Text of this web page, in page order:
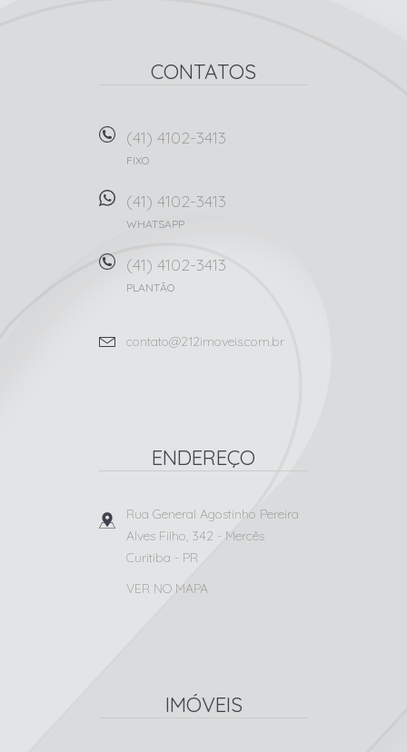
CONTATOS
(41) 4102-3413
FIXO
(41) 4102-3413
WHATSAPP
(41) 4102-3413
PLANTÃO
contato@212imoveis.com.br
ENDEREÇO
Rua General Agostinho Pereira
Alves Filho, 342 - Mercês
Curitiba - PR
VER NO MAPA
IMÓVEIS